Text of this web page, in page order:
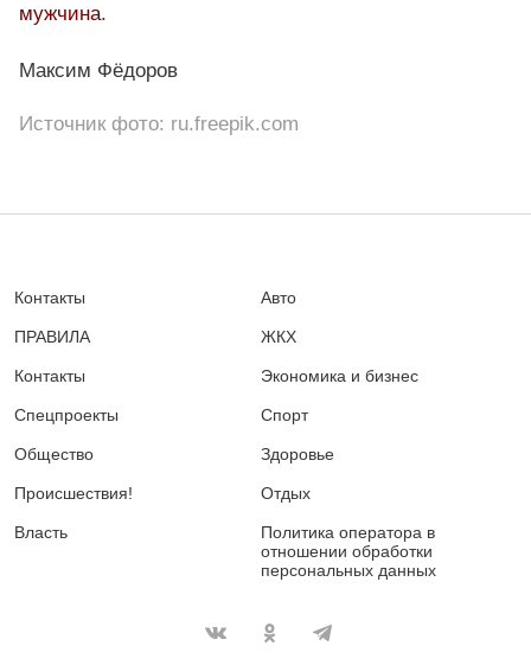
мужчина.
Максим Фёдоров
Источник фото: ru.freepik.com
Контакты
ПРАВИЛА
Контакты
Спецпроекты
Общество
Происшествия!
Власть
Авто
ЖКХ
Экономика и бизнес
Спорт
Здоровье
Отдых
Политика оператора в
отношении обработки
персональных данных